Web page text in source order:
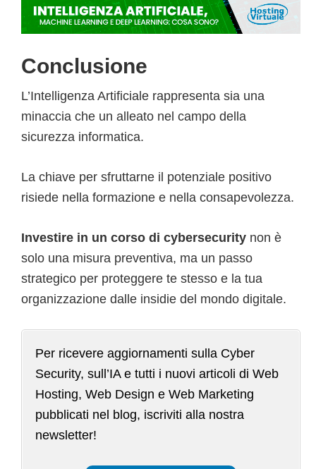
Conclusione
L’Intelligenza Artificiale rappresenta sia una
minaccia che un alleato nel campo della
sicurezza informatica.
La chiave per sfruttarne il potenziale positivo
risiede nella formazione e nella consapevolezza.
Investire in un corso di cybersecurity non è
solo una misura preventiva, ma un passo
strategico per proteggere te stesso e la tua
organizzazione dalle insidie del mondo digitale.
Per ricevere aggiornamenti sulla Cyber
Security, sull’IA e tutti i nuovi articoli di Web
Hosting, Web Design e Web Marketing
pubblicati nel blog, iscriviti alla nostra
newsletter!